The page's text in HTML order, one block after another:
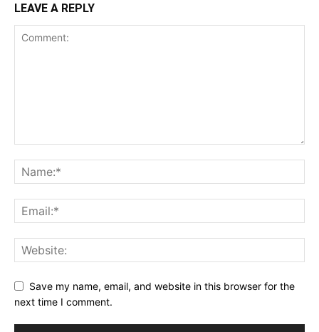
LEAVE A REPLY
Save my name, email, and website in this browser for the
next time I comment.